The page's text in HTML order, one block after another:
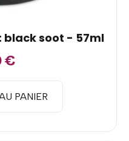
black soot - 57ml
€
PANIER